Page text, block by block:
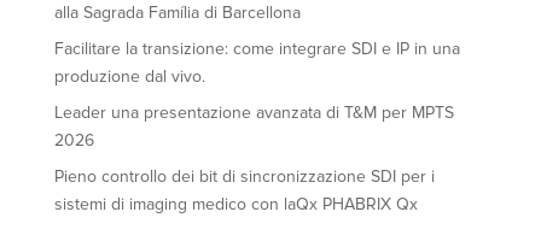
alla Sagrada Família di Barcellona
Facilitare la transizione: come integrare SDI e IP in una
produzione dal vivo.
Leader una presentazione avanzata di T&M per MPTS
2026
Pieno controllo dei bit di sincronizzazione SDI per i
sistemi di imaging medico con laQx PHABRIX Qx